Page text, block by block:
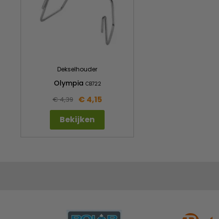
Dekselhouder
Olympia CB722
€ 4,39
€ 4,15
Bekijken